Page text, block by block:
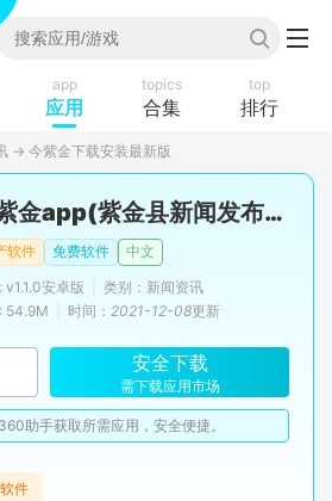
app
应用
topics
合集
top
排行
→ 今紫金下载安装最新版
今紫金app(紫金县新闻发布平台)
软件 免费软件
中文
v1.1.0安卓版
类别：新闻资讯
54.9M
时间： 2021-12-08更新
安全下载
需下载应用市场
助手获取所需应用，安全便捷。
件